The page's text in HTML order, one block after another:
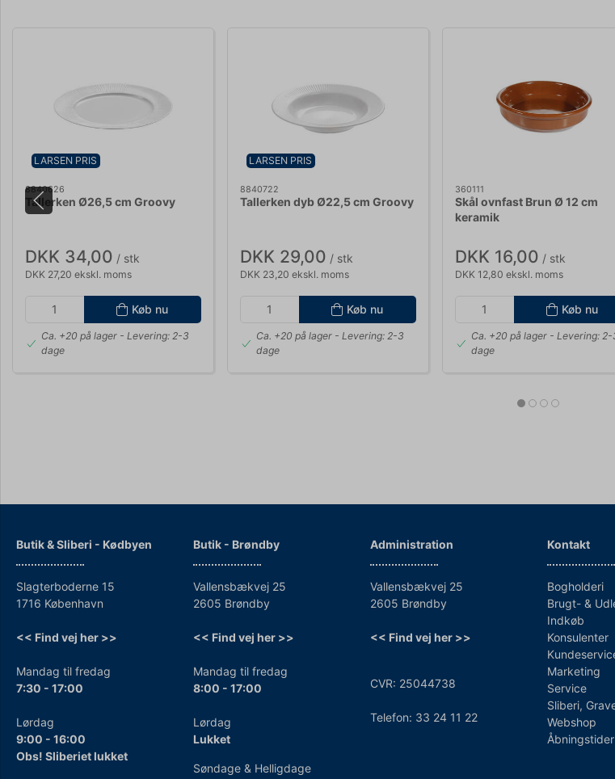
LARSEN PRIS
8840626
Tallerken Ø26,5 cm Groovy
DKK 34,00 / stk
DKK 27,20 ekskl. moms
Køb nu
Ca. +20 på lager- Levering: 2-3
dage
LARSEN PRIS
8840722
Tallerken dyb Ø22,5 cm Groovy
DKK 29,00 / stk
DKK 23,20 ekskl. moms
Køb nu
Ca. +20 på lager- Levering: 2-3
dage
360111
Skål ovnfast Brun Ø 12 cm
keramik
DKK 16,00 / stk
DKK 12,80 ekskl. moms
Køb nu
Ca. +20 på lager- Levering: 2-
dage
Butik & Sliberi - Kødbyen
Slagterboderne 15
1716 København
<< Find vej her >>
Mandag til fredag
7:30 - 17:00
Lørdag
9:00 - 16:00
Obs! Sliberiet lukket
Butik - Brøndby
Vallensbækvej 25
2605 Brøndby
<< Find vej her >>
Mandag til fredag
8:00 - 17:00
Lørdag
Lukket
Søndage & Helligdage
Administration
Vallensbækvej 25
2605 Brøndby
<< Find vej her >>
CVR: 25044738
Telefon: 33 24 11 22
Kontakt
Bogholderi
Brugt- &
Indkøb
Konsulenter
Marketing
Service
Sliberi,
Webshop
Åbningstider